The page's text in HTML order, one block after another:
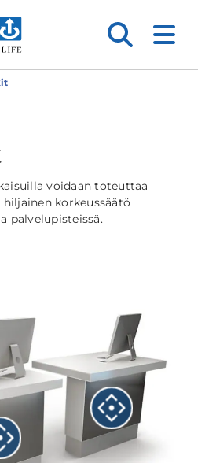
voidaan toteuttaa
korkeussäätö
palvelupisteissä.